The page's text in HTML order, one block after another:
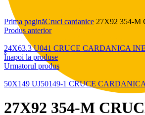
Click pentru a mări
Prima paginăCruci cardanice 27X92 354-
Produs anterior
24X63.3 U041 CRUCE CARDANICA
Înapoi la produse
Urmatorul produs
50X149 UJ50149-1 CRUCE
27X92 354-M